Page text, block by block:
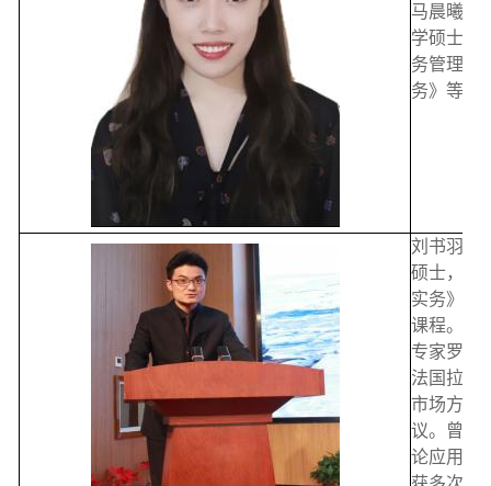
马晨曦，
学硕士。
务管理概
务》等课
刘书羽，
硕士，助
实务》《
课程。国
专家罗子
法国拉罗
市场方向
议。曾于
论应用经